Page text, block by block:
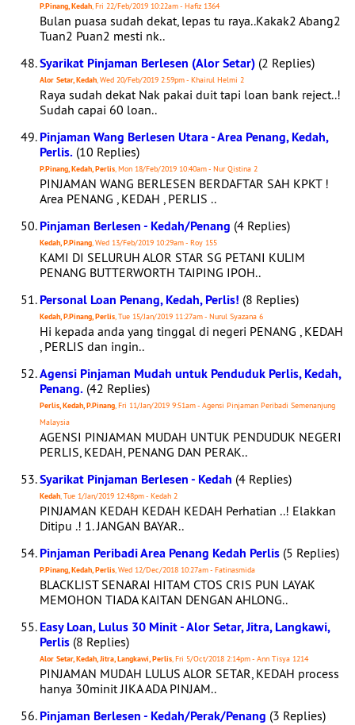
P.Pinang, Kedah, Fri 22/Feb/2019 10:22am - Hafiz 1364
Bulan puasa sudah dekat, lepas tu raya..Kakak2 Abang2
Tuan2 Puan2 mesti nk..
Syarikat Pinjaman Berlesen (Alor Setar) (2 Replies)
Alor Setar, Kedah, Wed 20/Feb/2019 2:59pm - Khairul Helmi 2
Raya sudah dekat Nak pakai duit tapi loan bank reject..!
Sudah capai 60 loan..
Pinjaman Wang Berlesen Utara - Area Penang, Kedah,
Perlis. (10 Replies)
P.Pinang, Kedah, Perlis, Mon 18/Feb/2019 10:40am - Nur Qistina 2
PINJAMAN WANG BERLESEN BERDAFTAR SAH KPKT !
Area PENANG , KEDAH , PERLIS ..
Pinjaman Berlesen - Kedah/Penang (4 Replies)
Kedah, P.Pinang, Wed 13/Feb/2019 10:29am - Roy 155
KAMI DI SELURUH ALOR STAR SG PETANI KULIM
PENANG BUTTERWORTH TAIPING IPOH..
Personal Loan Penang, Kedah, Perlis! (8 Replies)
Kedah, P.Pinang, Perlis, Tue 15/Jan/2019 11:27am - Nurul Syazana 6
Hi kepada anda yang tinggal di negeri PENANG , KEDAH
, PERLIS dan ingin..
Agensi Pinjaman Mudah untuk Penduduk Perlis, Kedah,
Penang. (42 Replies)
Perlis, Kedah, P.Pinang, Fri 11/Jan/2019 9:51am - Agensi Pinjaman Peribadi Semenanjung
Malaysia
AGENSI PINJAMAN MUDAH UNTUK PENDUDUK NEGERI
PERLIS, KEDAH, PENANG DAN PERAK..
Syarikat Pinjaman Berlesen - Kedah (4 Replies)
Kedah, Tue 1/Jan/2019 12:48pm - Kedah 2
PINJAMAN KEDAH KEDAH KEDAH Perhatian ..! Elakkan
Ditipu .! 1. JANGAN BAYAR..
Pinjaman Peribadi Area Penang Kedah Perlis (5 Replies)
P.Pinang, Kedah, Perlis, Wed 12/Dec/2018 10:27am - Fatinasmida
BLACKLIST SENARAI HITAM CTOS CRIS PUN LAYAK
MEMOHON TIADA KAITAN DENGAN AHLONG..
Easy Loan, Lulus 30 Minit - Alor Setar, Jitra, Langkawi,
Perlis (8 Replies)
Alor Setar, Kedah, Jitra, Langkawi, Perlis, Fri 5/Oct/2018 2:14pm - Ann Tisya 1214
PINJAMAN MUDAH LULUS ALOR SETAR, KEDAH process
hanya 30minit JIKA ADA PINJAM..
Pinjaman Berlesen - Kedah/Perak/Penang (3 Replies)